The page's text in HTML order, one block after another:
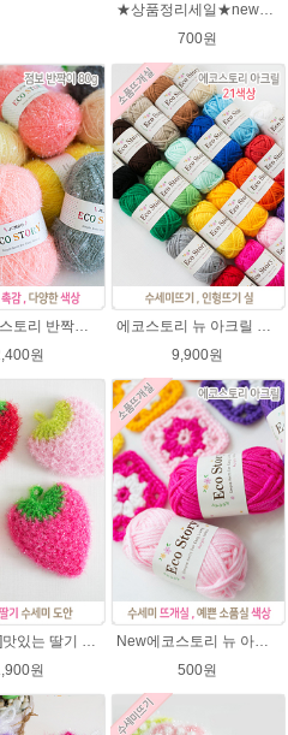
★상품정리세일★new에코스토리 반짝이수세미뜨기 뜨개실 친환경소품 뜨개질실//웰빙수세미실/반짝이 수세미실/에코스토리 반짝이 수세미실
700원
점보 에코스토리 반짝이 80g 대용량 수세미뜨기 뜨개실 친환경소품 뜨개질실//웰빙수세미실/반짝이수세미실/반짝이뜨개실/ 수세미실/대용량수세미/빤짝이실
원
에코스토리 뉴 아크릴 21색상(전색상) 1세트 / 수세미실 인형제작 뜨개실 친환경소품 뜨개질실 아크릴수세미실
9,900원
원
500원